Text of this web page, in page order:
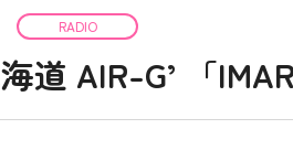
RADIO
道 AIR-G’ 「